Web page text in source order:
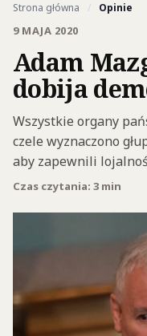
Strona główna / Opinie
9 MAJA 2020
Adam
dobija
Wszystkie organy
czele wyznaczono
aby zapewnili
Czas czytania: 3 min